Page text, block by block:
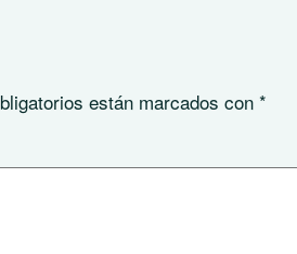
están marcados con*